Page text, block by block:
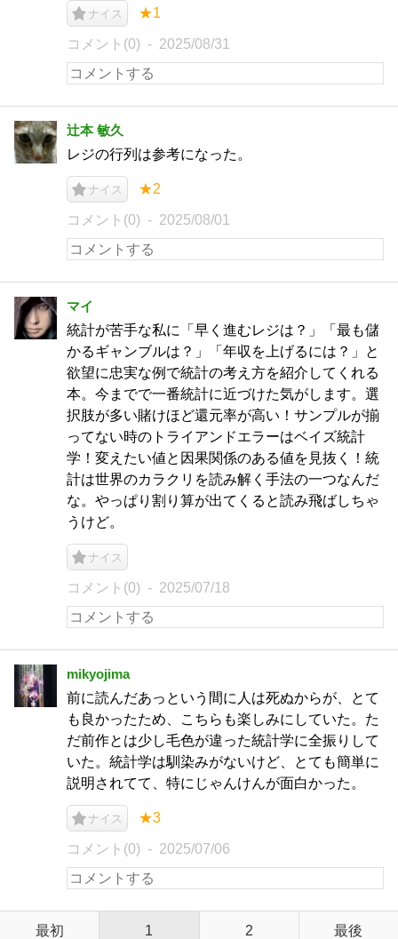
ナイス ★1
コメント(0) 2025/08/31
辻本 敏久
レジの行列は参考になった。
ナイス ★2
コメント(0) 2025/08/01
マイ
統計が苦手な私に「早く進むレジは？」「最も儲
かるギャンブルは？」「年収を上げるには？」と
欲望に忠実な例で統計の考え方を紹介してくれる
本。今までで一番統計に近づけた気がします。選
択肢が多い賭けほど還元率が高い！サンプルが揃
ってない時のトライアンドエラーはベイズ統計
学！変えたい値と因果関係のある値を見抜く！統
計は世界のカラクリを読み解く手法の一つなんだ
な。やっぱり割り算が出てくると読み飛ばしちゃ
うけど。
ナイス
コメント(0) 2025/07/18
mikyojima
前に読んだあっという間に人は死ぬからが、とて
も良かったため、こちらも楽しみにしていた。た
だ前作とは少し毛色が違った統計学に全振りして
いた。統計学は馴染みがないけど、とても簡単に
説明されてて、特にじゃんけんが面白かった。
ナイス ★3
コメント(0) 2025/07/06
最初 1 2 最後